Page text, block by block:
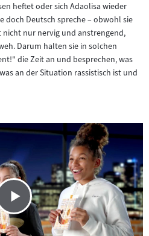
heftet oder sich Adaolisa wieder
doch Deutsch spreche – obwohl sie
nur nervig und anstrengend,
Darum halten sie in solchen
die Zeit an und besprechen, was
an der Situation rassistisch ist und